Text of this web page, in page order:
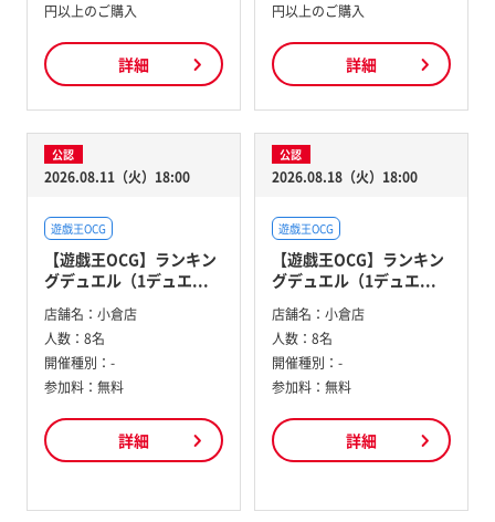
円以上のご購入
詳細
円以上のご購入
詳細
公認
2026.08.11（火）18:00
遊戯王OCG
【遊戯王OCG】ランキン
グデュエル（1デュエ...
店舗名： 小倉店
人数： 8名
開催種別： -
参加料： 無料
詳細
公認
2026.08.18（火）18:00
遊戯王OCG
【遊戯王OCG】ランキン
グデュエル（1デュエ...
店舗名： 小倉店
人数： 8名
開催種別： -
参加料： 無料
詳細